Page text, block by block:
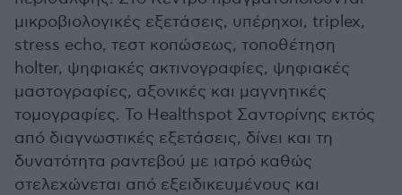
μικροβιολογικές εξετάσεις, υπέρηχοι, triplex,
stress echo, τεστ κοπώσεως, τοποθέτηση
holter, ψηφιακές ακτινογραφίες, ψηφιακές
μαστογραφίες, αξονικές και μαγνητικές
τομογραφίες. Το Healthspot Σαντορίνης εκτός
από διαγνωστικές εξετάσεις, δίνει και τη
δυνατότητα ραντεβού με ιατρό καθώς
στελεχώνεται από εξειδικευμένους και